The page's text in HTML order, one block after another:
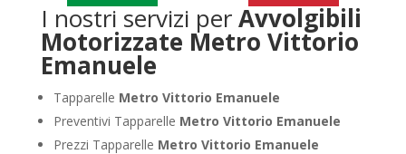
I nostri servizi perAvvolgibili
Motorizzate Metro Vittorio
Emanuele
Tapparelle Metro Vittorio Emanuele
Preventivi Tapparelle Metro Vittorio Emanuele
Prezzi Tapparelle Metro Vittorio Emanuele